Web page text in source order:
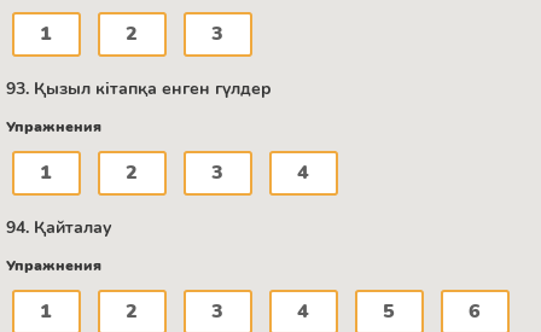
1 2 3
93. Қызыл кітапқа енген гүлдер
Упражнения
1 2 3 4
94. Қайталау
Упражнения
1 2 3 4 5 6